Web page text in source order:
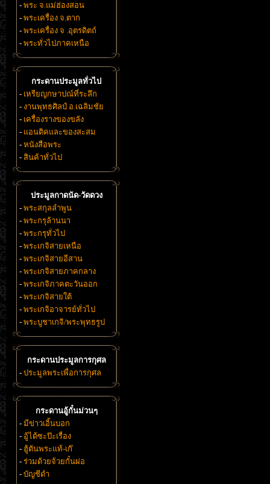
- พระ จ.แม่ฮ่องสอน
- พระเครื่อง จ.ตาก
- พระเครื่อง จ .อุตรดิตถ์
- พระทั่วไปภาคเหนือ
กระดานประมูลทั่วไป
- เหรียญกษาปณ์ที่ระลึก
- งานพุทธศิลป์ อ.เฉลิมชัย
- เครื่องรางของขลัง
- แอนติคและของสะสม
- หนังสือพระ
- สินค้าทั่วไป
ประมูลกาดนัด-วัดดวง
- พระสกุลลำพูน
- พระกรุล้านนา
- พระกรุทั่วไป
- พระเกจิสายเหนือ
- พระเกจิสายอีสาน
- พระเกจิสายภาคกลาง
- พระเกจิภาคตะวันออก
- พระเกจิสายใต้
- พระเกจิอาจารย์ทั่วไป
- พระบูชาเกจิ/พระพุทธรูป
กระดานประมูลการกุศล
- ประมูลพระเพื่อการกุศล
กระดานอู้กั๋นม่วนๆ
- มีข่าวเอิ้นบอก
- อู้ได้ซะป๊ะเรื่อง
- ฮู้ตันพระแท้-เก๊
- ร่วมด้วยจ้วยกั๋นผ่อ
- บัญชีดำ